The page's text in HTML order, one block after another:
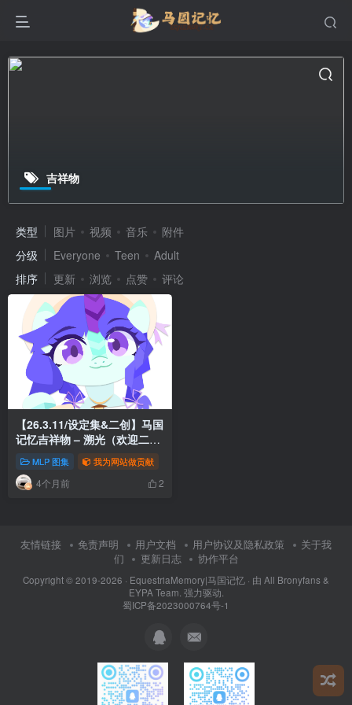
吉祥物
类型 图片 视频 音乐
附件
分级
Everyone Teen
Adult
排序
更新 浏览 点赞 评论
【26.3.11/设定集&二创】马国
记忆吉祥物 – 溯光（欢迎二创
定期收录）
MLP 图集 我为网站做贡献
4个月前 2
友情链接 免责声明 用户文档 用户协议及隐私政策
关于我
们
更新日志 协作平台
Copyright © 2019-2026 · EquestriaMemory|马国记忆 · 由 All Bronyfans &
EYPA Team. 强力驱动.
蜀ICP备2023000764号-1